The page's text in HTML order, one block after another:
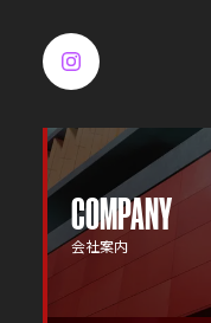
COMPANY
会社案内